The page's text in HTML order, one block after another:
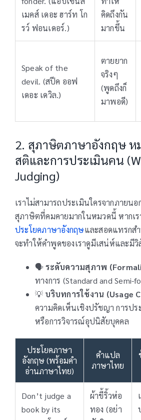
เมคส์ เดอะ ฮาร์ท โก
รว์ ฟอนเดอร์.)
คิดถึงกัน
มากขึ้น
Speak of the
devil. (สปีค ออฟ
เดอะ เดวิล.)
ตายยาก
จริงๆ
(พูดถึงก็
มาพอดี)
2. สุภาษิตภาษาอังกฤษ ห
สติและการประเมินคน
Judging)
เราไม่สามารถประเมินใครจากภายนอ
สุภาษิตที่คมคายมากในหมวดนี้ หากเร
ประโยคภาษาอังกฤษและสอดแทรกส
จะทำให้คำพูดของเราดูมีเสน่ห์และมี
🗣️ระดับความสุภาพ
ทางการ (Standard and Semi-
💡 บริบทการใช้งาน (Usage
ความคิดเห็นเชิงปรัชญา การป
หรือการวิจารณ์อุปนิสัยบุคคล
ประโยคภาษา
อังกฤษ (พร้อมคำ
อ่านภาษาไทย)
คำแปล
ภาษาไทย
Don’t judge a
book by its
ผ้าขี้ริ้วห่อ
ทอง (อย่า